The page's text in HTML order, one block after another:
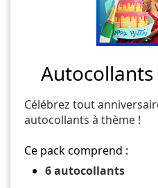
Célébrez tout
autocollants à thème !
Ce pack comprend :
6 autocollants